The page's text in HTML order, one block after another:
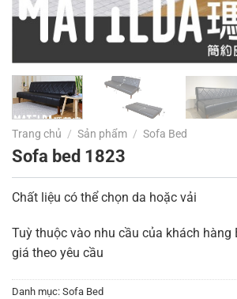
Trang chủ / Sản phẩm / Sofa Bed
Sofa bed 1823
Chất liệu có thể chọn da hoặc vải
Tuỳ thuộc vào nhu cầu của khách hàng
giá theo yêu cầu
Danh mục: Sofa Bed